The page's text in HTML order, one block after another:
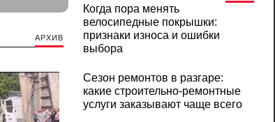
АРХИВ
Когда пора менять
велосипедные покрышки:
признаки износа и ошибки
выбора
Сезон ремонтов в разгаре:
какие строительно-ремонтные
услуги заказывают чаще всего